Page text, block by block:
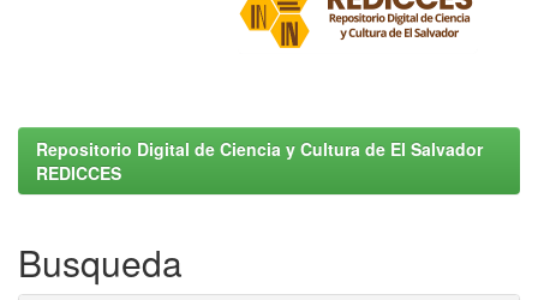
Repositorio Digital de Ciencia y Cultura de El Salvador
REDICCES
Busqueda